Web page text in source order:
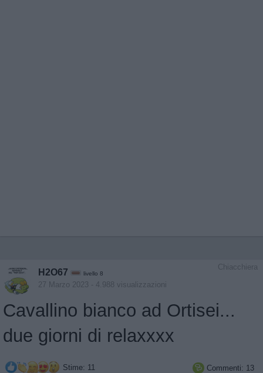
Chiacchiera
H2O67 livello 8
27 Marzo 2023 - 4.988 visualizzazioni
Cavallino bianco ad Ortisei...
due giorni di relaxxxx
Stime: 11  Commenti: 13